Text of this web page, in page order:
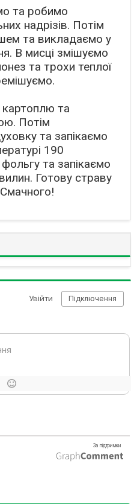
та робимо
надрізів. Потім
та викладаємо у
В мисці змішуємо
та трохи теплої
та
Потім
та запікаємо
190
та запікаємо
Готову страву